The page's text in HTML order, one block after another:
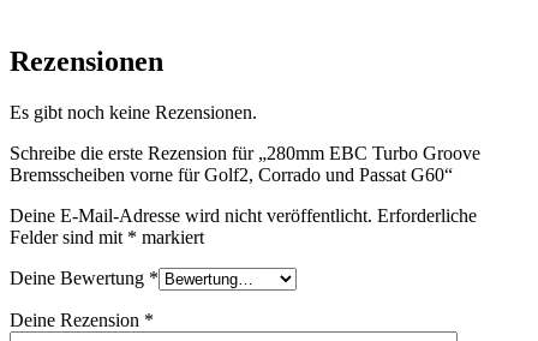
Rezensionen
Es gibt noch keine Rezensionen.
Schreibe die erste Rezension für „280mm EBC Turbo Groove
Bremsscheiben vorne für Golf2, Corrado und Passat G60“
Deine E-Mail-Adresse wird nicht veröffentlicht. Erforderliche
Felder sind mit * markiert
Deine Bewertung *
Deine Rezension *